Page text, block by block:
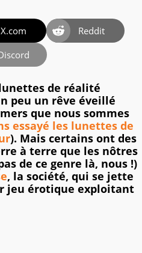
X.com
Reddit
de réalité
peu un rêve éveillé
que nous sommes
essayé les lunettes de
). Mais certains ont des
à terre que les nôtres
de ce genre là, nous !)
, la société, qui se jette
jeu érotique exploitant